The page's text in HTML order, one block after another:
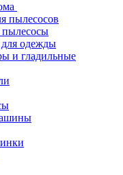
пылесосов
пылесосы
одежды
и гладильные